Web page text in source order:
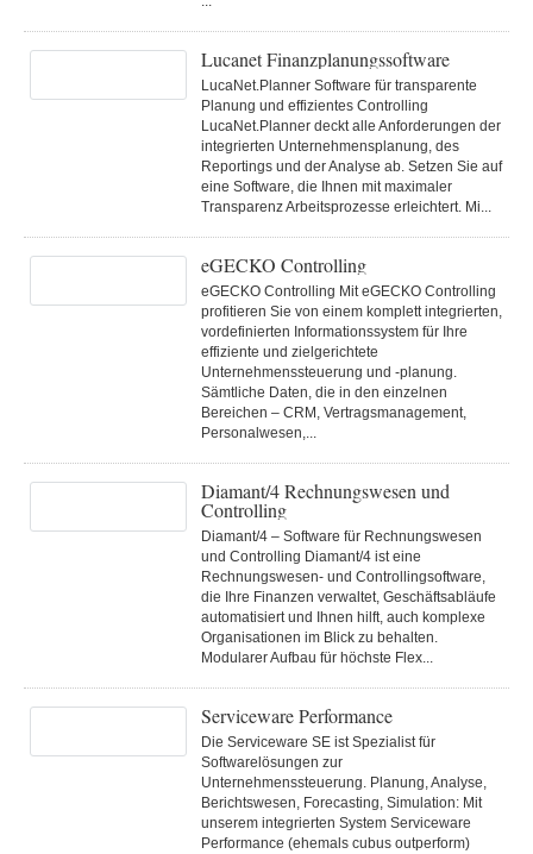
Lucanet Finanzplanungssoftware
LucaNet.Planner Software für transparente
Planung und effizientes Controlling
LucaNet.Planner deckt alle Anforderungen der
integrierten Unternehmensplanung, des
Reportings und der Analyse ab. Setzen Sie auf
eine Software, die Ihnen mit maximaler
Transparenz Arbeitsprozesse erleichtert. Mi...
eGECKO Controlling
eGECKO Controlling Mit eGECKO Controlling
profitieren Sie von einem komplett integrierten,
vordefinierten Informationssystem für Ihre
effiziente und zielgerichtete
Unternehmenssteuerung und -planung.
Sämtliche Daten, die in den einzelnen
Bereichen – CRM, Vertragsmanagement,
Personalwesen,...
Diamant/4 Rechnungswesen und
Controlling
Diamant/4 – Software für Rechnungswesen
und Controlling Diamant/4 ist eine
Rechnungswesen- und Controllingsoftware,
die Ihre Finanzen verwaltet, Geschäftsabläufe
automatisiert und Ihnen hilft, auch komplexe
Organisationen im Blick zu behalten.
Modularer Aufbau für höchste Flex...
Serviceware Performance
Die Serviceware SE ist Spezialist für
Softwarelösungen zur
Unternehmenssteuerung. Planung, Analyse,
Berichtswesen, Forecasting, Simulation: Mit
unserem integrierten System Serviceware
Performance (ehemals cubus outperform)